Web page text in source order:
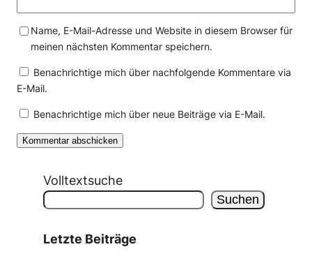
Name, E-Mail-Adresse und Website in diesem Browser für
meinen nächsten Kommentar speichern.
Benachrichtige mich über nachfolgende Kommentare via
E-Mail.
Benachrichtige mich über neue Beiträge via E-Mail.
Volltextsuche
Suchen
Letzte Beiträge